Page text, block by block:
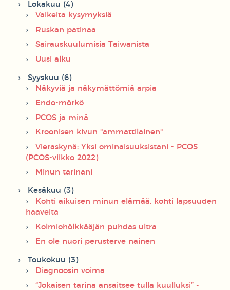
Lokakuu (4)
Vaikeita kysymyksiä
Ruskan patinaa
Sairauskuulumisia Taiwanista
Uusi alku
Syyskuu (6)
Näkyviä ja näkymättömiä arpia
Endo-mörkö
PCOS ja minä
Kroonisen kivun "ammattilainen"
Vieraskynä: Yksi ominaisuuksistani - PCOS
(PCOS-viikko 2022)
Minun tarinani
Kesäkuu (3)
Kohti aikuisen minun elämää, kohti lapsuuden
haaveita
Kolmiohölkkääjän puhdas ultra
En ole nuori perusterve nainen
Toukokuu (3)
Diagnoosin voima
“Jokaisen tarina ansaitsee tulla kuulluksi” -